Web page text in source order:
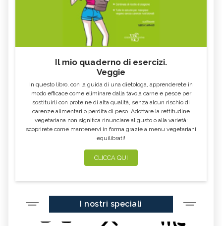
Il mio quaderno di esercizi.
Veggie
In questo libro, con la guida di una dietologa, apprenderete in
modo efficace come eliminare dalla tavola carne e pesce per
sostituirli con proteine di alta qualità, senza alcun rischio di
carenze alimentari o perdita di peso. Adottare la rettitudine
vegetariana non significa rinunciare al gusto o alla varietà:
scoprirete come mantenervi in forma grazie a menu vegetariani
equilibrati!
CLICCA QUI
I nostri speciali